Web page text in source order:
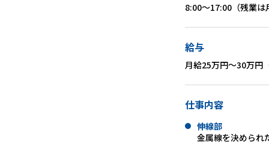
8:00〜17:00（残業
給与
月給25万円〜30万円
仕事内容
伸線部
金属線を決められ